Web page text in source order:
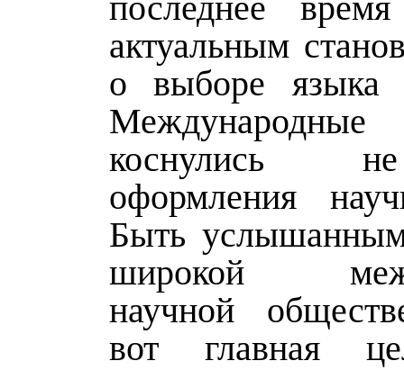
актуальным
о выборе языка
Международные
коснулись
оформления
Быть
широкой
научной
вот главная